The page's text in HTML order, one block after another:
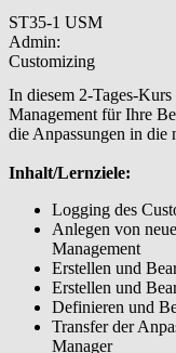
ST35-1 USM
Admin:
Customizing
In diesem 2-Tages-
Management für Ihre
die Anpassungen in die
Inhalt/Lernziele:
Logging des
Anlegen von
Management
Erstellen und
Erstellen und
Definieren und
Transfer der
Manager